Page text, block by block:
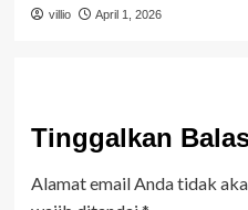
villio April 1, 2026
Tinggalkan
Alamat email Anda tidak